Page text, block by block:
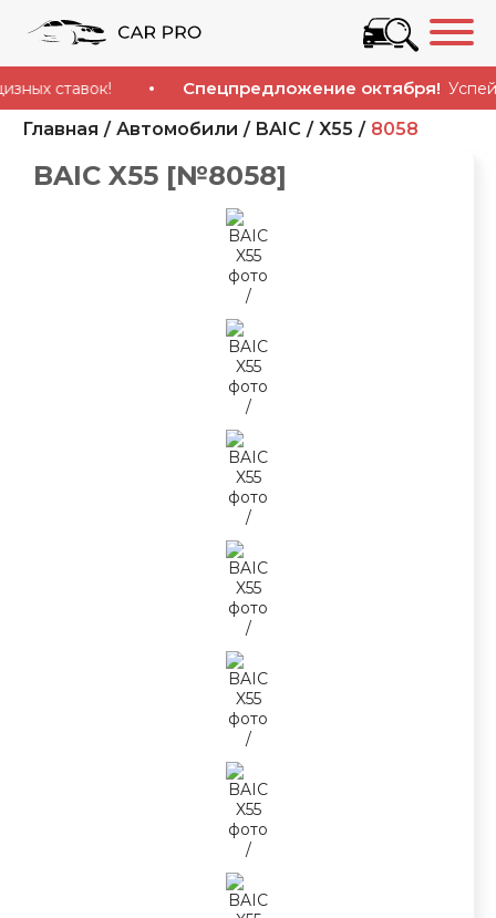
ставок! Спецпредложение октября!Успейте
Главная Автомобили BAIC X55 8058
BAIC X55 [№8058]